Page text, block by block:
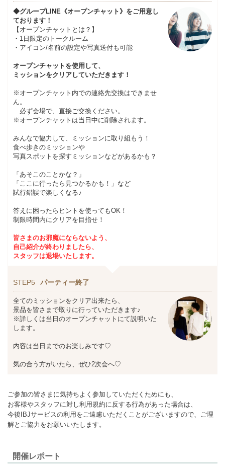
◆グループLINE《オープンチャット》をご用意し
ております！
【オープンチャットとは？】
・1日限定のトークルーム
・アイコン/名前の設定や写真送付も可能
オープンチャットを使用して、
ミッションをクリアしていただきます！
※オープンチャット内での連絡先交換はできませ
ん。
必ず会場で、直接ご交換ください。
※オープンチャットは当日中に削除されます。
みんなで協力して、ミッションに取り組もう！
食べ歩きのミッションや
写真スポットを探すミッションなどがあるかも？
「あそこのことかな？」
「ここに行ったら見つかるかも！」など
試行錯誤で楽しくなる♪
答えに困ったらヒントを使ってもOK！
制限時間内にクリアを目指せ！
皆さまのお邪魔にならないよう、
自己紹介が終わりましたら、
スタッフは退場いたします。
STEP5 パーティー終了
全てのミッションをクリア出来たら、
景品を皆さまで取りに行っていただきます♪
※詳しくは当日のオープンチャットにて説明いた
します。
内容は当日までのお楽しみです♡
気の合う方がいたら、ぜひ2次会へ♡
ご参加の皆さまに気持ちよく参加していただくためにも、
お客様やスタッフに対し利用規約に反する行為があった場合は、
今後IBJサービスの利用をご遠慮いただくことがございますので、ご理
解とご協力をお願いいたします。
開催レポート